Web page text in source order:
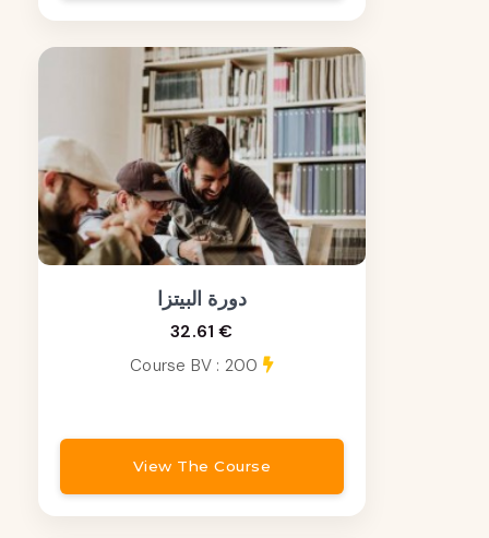
دورة البيتزا
32.61 €
Course BV : 200
View The Course